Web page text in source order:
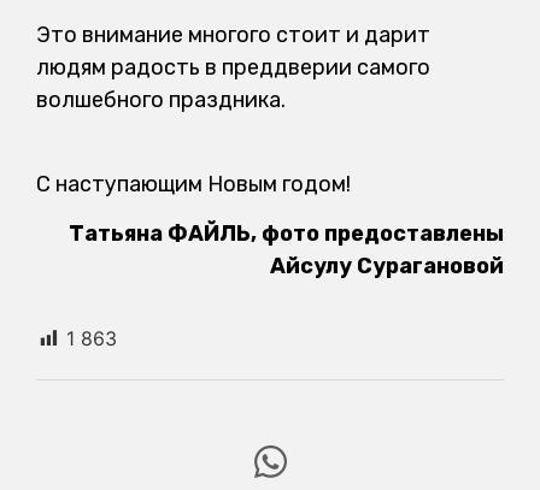
Это внимание многого стоит и дарит
людям радость в преддверии самого
волшебного праздника.
С наступающим Новым годом!
Татьяна ФАЙЛЬ, фото предоставлены
Айсулу Сурагановой
1 863